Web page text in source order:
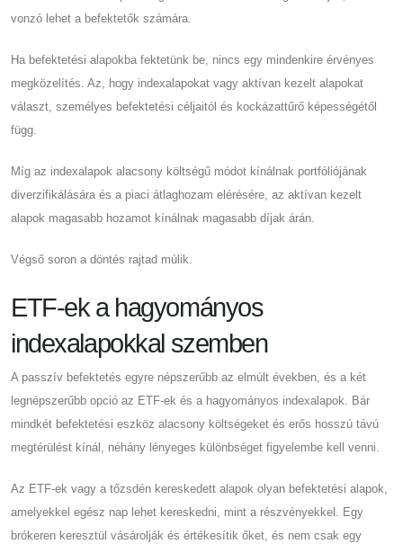
vonzó lehet a befektetők számára.
Ha befektetési alapokba fektetünk be, nincs egy mindenkire érvényes
megközelítés. Az, hogy indexalapokat vagy aktívan kezelt alapokat
választ, személyes befektetési céljaitól és kockázattűrő képességétől
függ.
Míg az indexalapok alacsony költségű módot kínálnak portfóliójának
diverzifikálására és a piaci átlaghozam elérésére, az aktívan kezelt
alapok magasabb hozamot kínálnak magasabb díjak árán.
Végső soron a döntés rajtad múlik.
ETF-ek a hagyományos
indexalapokkal szemben
A passzív befektetés egyre népszerűbb az elmúlt években, és a két
legnépszerűbb opció az ETF-ek és a hagyományos indexalapok. Bár
mindkét befektetési eszköz alacsony költségeket és erős hosszú távú
megtérülést kínál, néhány lényeges különbséget figyelembe kell venni.
Az ETF-ek vagy a tőzsdén kereskedett alapok olyan befektetési alapok,
amelyekkel egész nap lehet kereskedni, mint a részvényekkel. Egy
brókeren keresztül vásárolják és értékesítik őket, és nem csak egy